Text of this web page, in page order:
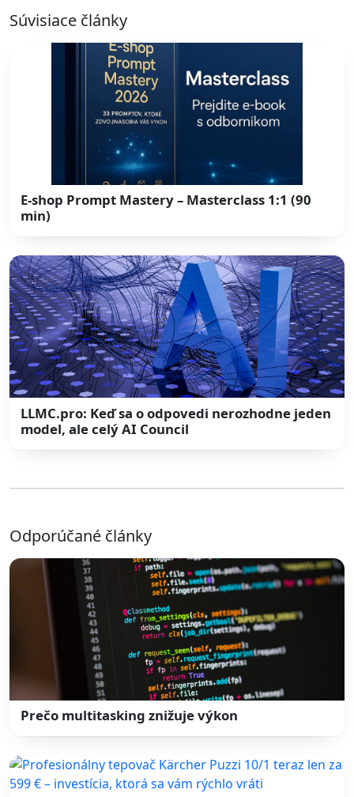
Súvisiace články
E-shop Prompt Mastery – Masterclass 1:1 (90
min)
LLMC.pro: Keď sa o odpovedi nerozhodne jeden
model, ale celý AI Council
Odporúčané články
Prečo multitasking znižuje výkon